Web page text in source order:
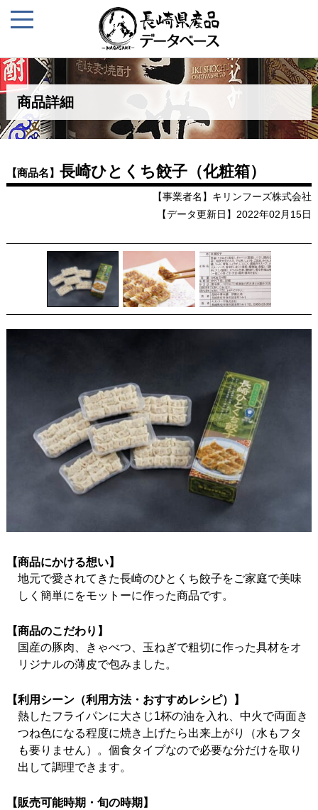
商品詳細
【商品名】 長崎ひとくち餃子（化粧箱）
【事業者名】キリンフーズ株式会社
【データ更新日】2022年02月15日
【商品にかける想い】
地元で愛されてきた長崎のひとくち餃子をご家庭で美味
しく簡単にをモットーに作った商品です。
【商品のこだわり】
国産の豚肉、きゃべつ、玉ねぎで粗切に作った具材をオ
リジナルの薄皮で包みました。
【利用シーン（利用方法・おすすめレシピ）】
熱したフライパンに大さじ1杯の油を入れ、中火で両面き
つね色になる程度に焼き上げたら出来上がり（水もフタ
も要りません）。個食タイプなので必要な分だけを取り
出して調理できます。
【販売可能時期・旬の時期】